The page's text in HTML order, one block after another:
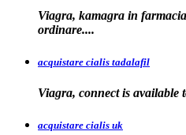
Viagra, kamagra in
ordinare....
acquistare cialis tadalafil
Viagra, connect is available
acquistare cialis uk